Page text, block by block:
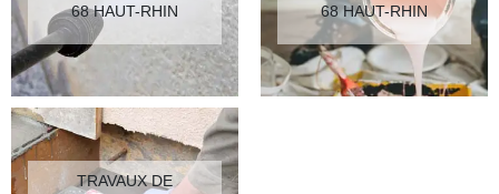
68 HAUT-RHIN
68 HAUT-RHIN
TRAVAUX DE